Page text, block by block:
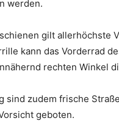
werden.
gilt allerhöchste
kann das Vorderrad
rechten Winkel
sind zudem frische
geboten.